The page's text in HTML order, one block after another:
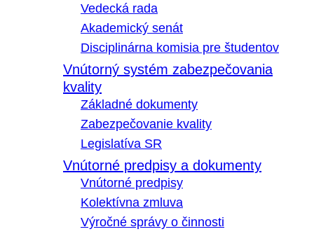
Vedecká rada
Akademický senát
Disciplinárna komisia pre študentov
Vnútorný systém zabezpečovania
kvality
Základné dokumenty
Zabezpečovanie kvality
Legislatíva SR
Vnútorné predpisy a dokumenty
Vnútorné predpisy
Kolektívna zmluva
Výročné správy o činnosti